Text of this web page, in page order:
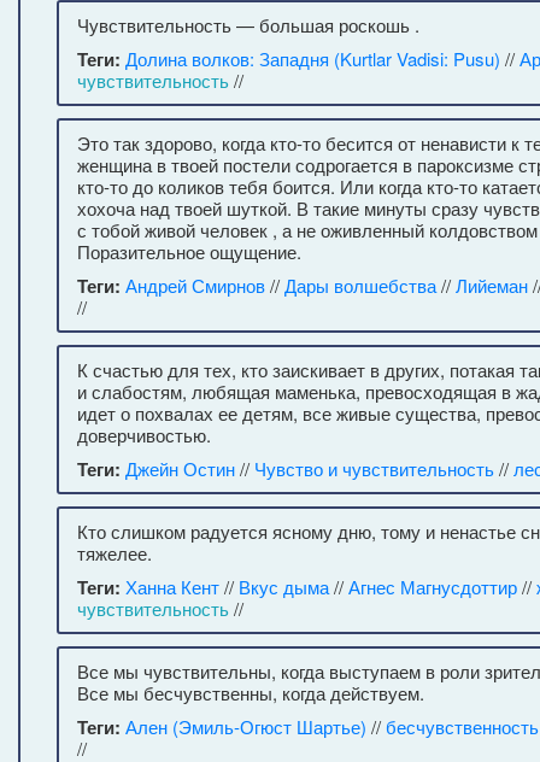
Чувствительность — большая роскошь .
Теги: Долина волков: Западня (Kurtlar Vadisi: Pusu) //
чувствительность//
Это так здорово, когда кто-то бесится от ненависти к
женщина в твоей постели содрогается в пароксизме
кто-то до коликов тебя боится. Или когда кто-то
хохоча над твоей шуткой. В такие минуты сразу
с тобой живой человек , а не оживленный
Поразительное ощущение.
Теги: Андрей Смирнов//Дары волшебства//Лийеман
//
К счастью для тех, кто заискивает в других, потакая
и слабостям, любящая маменька, превосходящая в
идет о похвалах ее детям, все живые существа,
доверчивостью.
Теги: Джейн Остин// Чувство и чувствительность//
Кто слишком радуется ясному дню, тому и ненастье
тяжелее.
Теги: Ханна Кент// Вкус дыма//Агнес Магнусдоттир//
чувствительность//
Все мы чувствительны, когда выступаем в роли
Все мы бесчувственны, когда действуем.
Теги: Ален (Эмиль-Огюст Шартье) //бесчувственность
//